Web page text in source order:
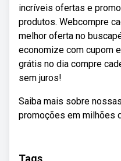
incríveis ofertas e
produtos. Webcompre
melhor oferta no
economize com cupom
grátis no dia compre
sem juros!
Saiba mais sobre
promoções em milhões
Tags